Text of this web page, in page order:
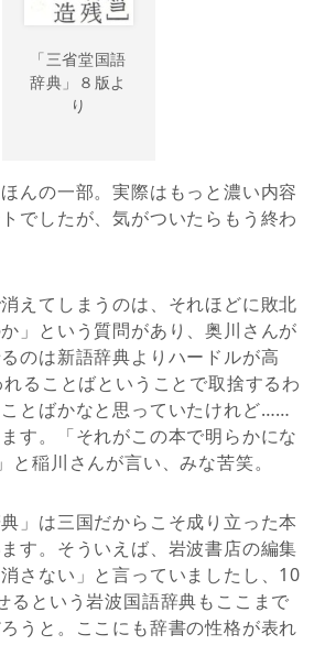
「三省堂国語
辞典」８版よ
り
んの一部。実際はもっと濃い内容
でしたが、気がついたらもう終わ
消えてしまうのは、それほどに敗北
」という質問があり、奥川さんが
るのは新語辞典よりハードルが高
ることばということで取捨するわ
とばかなと思っていたけれど……
す。「それがこの本で明らかにな
稲川さんが言い、みな苦笑。
典」は三国だからこそ成り立った本
す。そういえば、岩波書店の編集
さない」と言っていましたし、10
るという岩波国語辞典もここまで
うと。ここにも辞書の性格が表れ